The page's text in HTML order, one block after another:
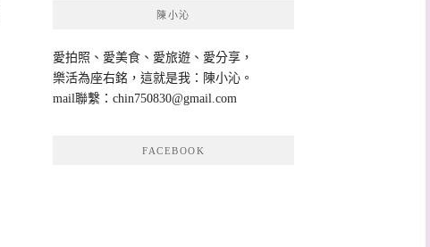
陳小沁
愛拍照、愛美食、愛旅遊、愛分享，
樂活為座右銘，這就是我：陳小沁。
mail聯繫： chin750830@gmail.com
FACEBOOK